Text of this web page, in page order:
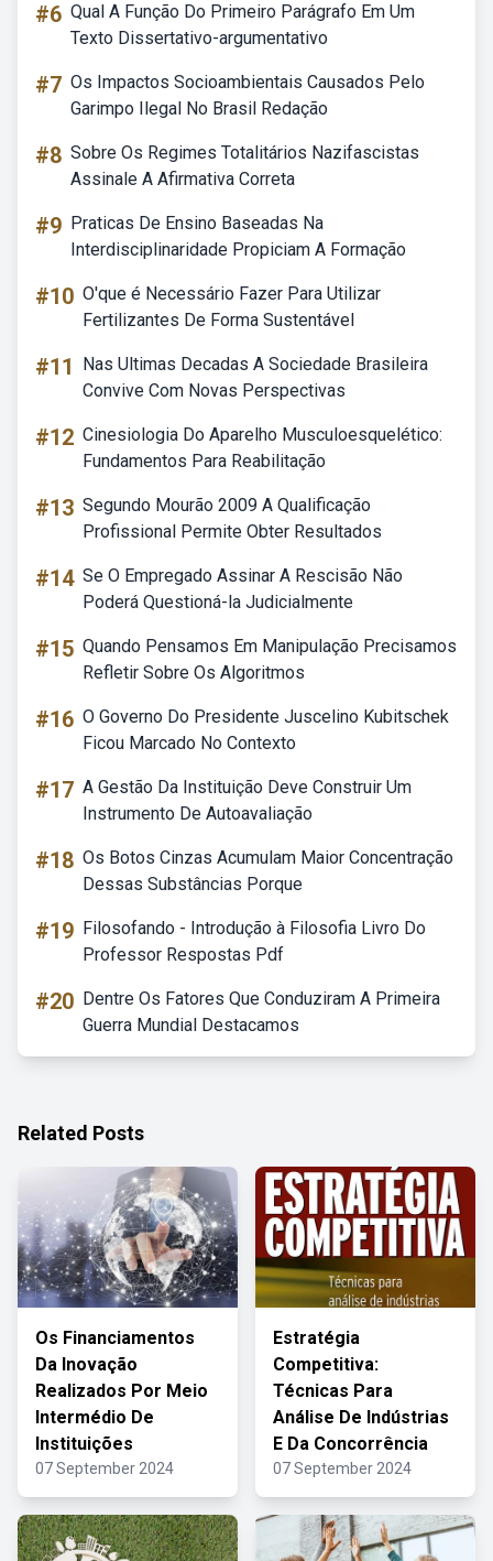
#6 Qual A Função Do Primeiro Parágrafo Em Um
Texto Dissertativo-argumentativo
#7 Os Impactos Socioambientais Causados Pelo
Garimpo Ilegal No Brasil Redação
#8 Sobre Os Regimes Totalitários Nazifascistas
Assinale A Afirmativa Correta
#9 Praticas De Ensino Baseadas Na
Interdisciplinaridade Propiciam A Formação
#10 O'que é Necessário Fazer Para Utilizar
Fertilizantes De Forma Sustentável
#11
Nas Ultimas Decadas A Sociedade Brasileira
Convive Com Novas Perspectivas
#12 Cinesiologia Do Aparelho Musculoesquelético:
Fundamentos Para Reabilitação
#13 Segundo Mourão 2009 A Qualificação
Profissional Permite Obter Resultados
#14 Se O Empregado Assinar A Rescisão Não
Poderá Questioná-la Judicialmente
#15 Quando Pensamos Em Manipulação Precisamos
Refletir Sobre Os Algoritmos
#16 O Governo Do Presidente Juscelino Kubitschek
Ficou Marcado No Contexto
#17 A Gestão Da Instituição Deve Construir Um
Instrumento De Autoavaliação
#18 Os Botos Cinzas Acumulam Maior Concentração
Dessas Substâncias Porque
#19 Filosofando - Introdução à Filosofia Livro Do
Professor Respostas Pdf
#20 Dentre Os Fatores Que Conduziram A Primeira
Guerra Mundial Destacamos
Related Posts
Os Financiamentos
Da Inovação
Realizados Por Meio
Intermédio De
Instituições
07 September 2024
Estratégia
Competitiva:
Técnicas Para
Análise De Indústrias
E Da Concorrência
07 September 2024